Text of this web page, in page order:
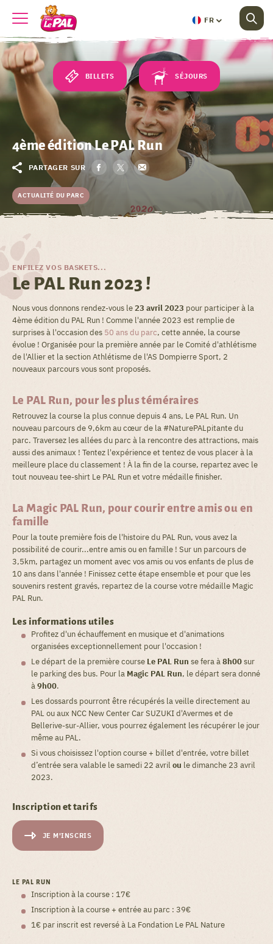
FR
BILLETS SÉJOURS
4ème édition Le PAL Run
PARTAGER SUR
ACTUALITÉ DU PARC
ENFILEZ VOS BASKETS...
Le PAL Run 2023 !
Nous vous donnons rendez-vous le23 avril 2023 pour participer à la
4ème édition du PAL Run ! Comme l'année 2023 est remplie de
surprises à l'occasion des 50 ans du parc, cette année, la course
évolue ! Organisée pour la première année par le Comité d'athlétisme
de l'Allier et la section Athlétisme de l'AS Dompierre Sport, 2
nouveaux parcours vous sont proposés.
Le PAL Run, pour les plus téméraires
Retrouvez la course la plus connue depuis 4 ans, Le PAL Run. Un
nouveau parcours de 9,6km au cœur de la #NaturePALpitante du
parc. Traversez les allées du parc à la rencontre des attractions, mais
aussi des animaux ! Tentez l'expérience et tentez de vous placer à la
meilleure place du classement ! À la fin de la course, repartez avec le
tout nouveau tee-shirt Le PAL Run et votre médaille finisher.
La Magic PAL Run, pour courir entre amis ou en
famille
Pour la toute première fois de l'histoire du PAL Run, vous avez la
possibilité de courir...entre amis ou en famille ! Sur un parcours de
3,5km, partagez un moment avec vos amis ou vos enfants de plus de
10 ans dans l'année ! Finissez cette étape ensemble et pour que les
souvenirs restent gravés, repartez de la course votre médaille Magic
PAL Run.
Les informations utiles
Profitez d'un échauffement en musique et d'animations
organisées exceptionnellement pour l'occasion !
Le départ de la première course Le PAL Run se fera à8h00sur
le parking des bus. Pour la Magic PAL Run, le départ sera donné
à9h00.
Les dossards pourront être récupérés la veille directement au
PAL ou aux NCC New Center Car SUZUKI d'Avermes et de
Bellerive-sur-Allier, vous pourrez également les récupérer le jour
même au PAL.
Si vous choisissez l'option course + billet d'entrée, votre billet
d’entrée sera valable le samedi 22 avrilou le dimanche 23 avril
2023.
Inscription et tarifs
JE M'INSCRIS
LE PAL RUN
Inscription à la course : 17€
Inscription à la course + entrée au parc : 39€
1€ par inscrit est reversé à La Fondation Le PAL Nature